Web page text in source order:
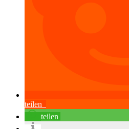
teilen
teilen